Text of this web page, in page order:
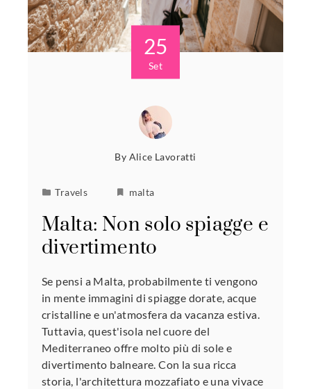
25
Set
By Alice Lavoratti
Travels malta
Malta: Non solo spiagge e
divertimento
Se pensi a Malta, probabilmente ti vengono
in mente immagini di spiagge dorate, acque
cristalline e un'atmosfera da vacanza estiva.
Tuttavia, quest'isola nel cuore del
Mediterraneo offre molto più di sole e
divertimento balneare. Con la sua ricca
storia, l'architettura mozzafiato e una vivace